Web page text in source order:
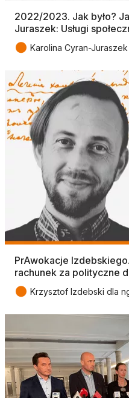
2022/2023. Jak było?
Juraszek: Usługi
● Karolina Cyran-
PrAwokacje
rachunek za polityczne
● Krzysztof Izdebski dla